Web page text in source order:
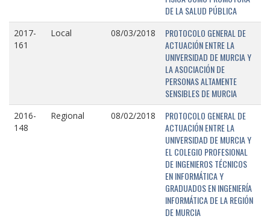
DE LA SALUD PÚBLICA
2017-
161
Local 08/03/2018
PROTOCOLO GENERAL DE
ACTUACIÓN ENTRE LA
UNIVERSIDAD DE MURCIA Y
LA ASOCIACIÓN DE
PERSONAS ALTAMENTE
SENSIBLES DE MURCIA
2016-
148
Regional 08/02/2018
PROTOCOLO GENERAL DE
ACTUACIÓN ENTRE LA
UNIVERSIDAD DE MURCIA Y
EL COLEGIO PROFESIONAL
DE INGENIEROS TÉCNICOS
EN INFORMÁTICA Y
GRADUADOS EN INGENIERÍA
INFORMÁTICA DE LA REGIÓN
DE MURCIA